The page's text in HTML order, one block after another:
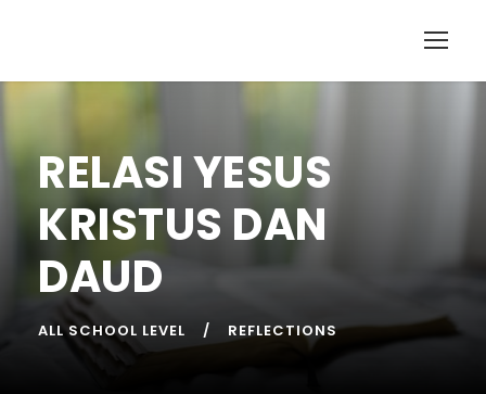
RELASI YESUS
KRISTUS DAN
DAUD
ALL SCHOOL LEVEL REFLECTIONS